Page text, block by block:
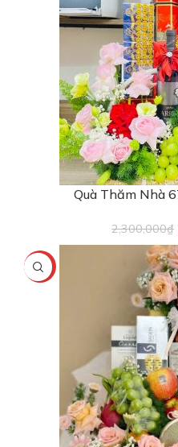
Quà Thăm Nhà
2,300,000₫
-8%